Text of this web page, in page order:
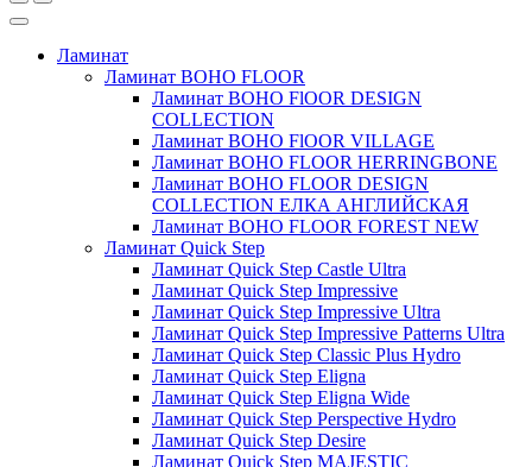
Ламинат
Ламинат BOHO FLOOR
Ламинат BOHO FlOOR DESIGN
COLLECTION
Ламинат BOHO FlOOR VILLAGE
Ламинат BOHO FLOOR HERRINGBONE
Ламинат BOHO FLOOR DESIGN
COLLECTION ЕЛКА АНГЛИЙСКАЯ
Ламинат BOHO FLOOR FOREST NEW
Ламинат Quick Step
Ламинат Quick Step Castle Ultra
Ламинат Quick Step Impressive
Ламинат Quick Step Impressive Ultra
Ламинат Quick Step Impressive Patterns Ultra
Ламинат Quick Step Classic Plus Hydro
Ламинат Quick Step Eligna
Ламинат Quick Step Eligna Wide
Ламинат Quick Step Perspective Hydro
Ламинат Quick Step Desire
Ламинат Quick Step MAJESTIC